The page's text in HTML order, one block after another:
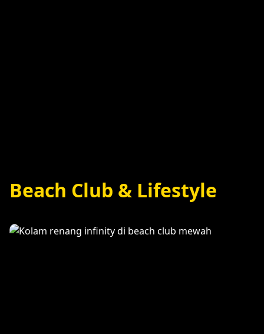
Beach Club & Lifestyle